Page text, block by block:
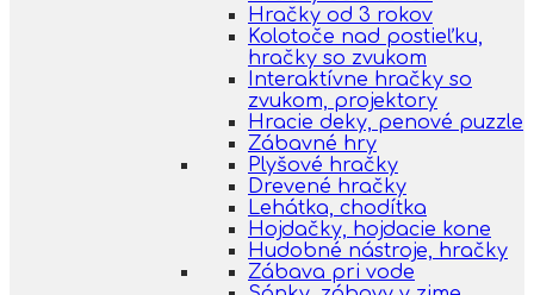
Hračky od 3 rokov
Kolotoče nad postieľku,
hračky so zvukom
Interaktívne hračky so
zvukom, projektory
Hracie deky, penové puzzle
Zábavné hry
Plyšové hračky
Drevené hračky
Lehátka, chodítka
Hojdačky, hojdacie kone
Hudobné nástroje, hračky
Zábava pri vode